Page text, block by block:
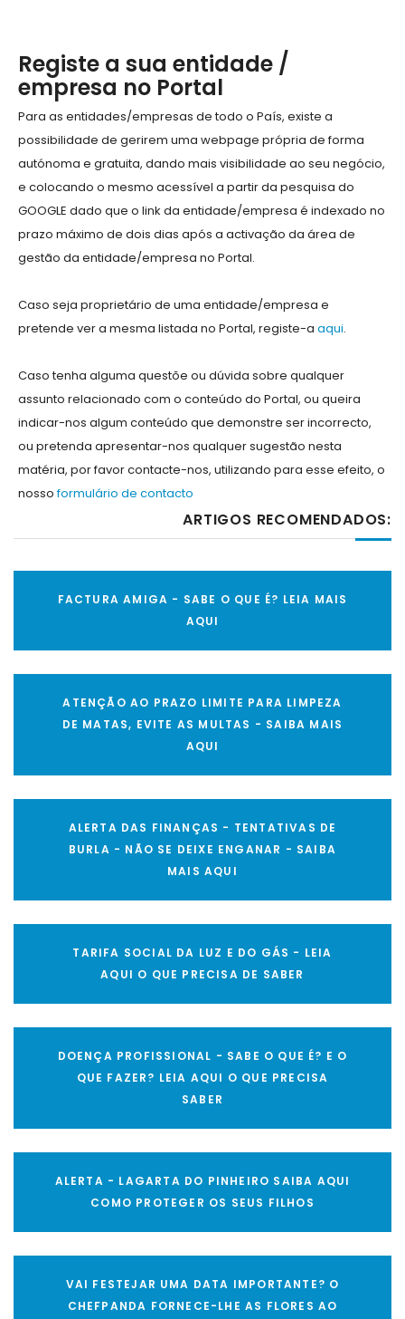
Registe a sua entidade /
empresa no Portal
Para as entidades/empresas de todo o País, existe a
possibilidade de gerirem uma webpage própria de forma
autónoma e gratuita, dando mais visibilidade ao seu negócio,
e colocando o mesmo acessível a partir da pesquisa do
GOOGLE dado que o link da entidade/empresa é indexado no
prazo máximo de dois dias após a activação da área de
gestão da entidade/empresa no Portal.
Caso seja proprietário de uma entidade/empresa e
pretende ver a mesma listada no Portal, registe-a aqui.
Caso tenha alguma questõe ou dúvida sobre qualquer
assunto relacionado com o conteúdo do Portal, ou queira
indicar-nos algum conteúdo que demonstre ser incorrecto,
ou pretenda apresentar-nos qualquer sugestão nesta
matéria, por favor contacte-nos, utilizando para esse efeito, o
nossoformulário de contacto
ARTIGOS RECOMENDADOS:
FACTURA AMIGA - SABE O QUE É? LEIA MAIS
AQUI
ATENÇÃO AO PRAZO LIMITE PARA LIMPEZA
DE MATAS, EVITE AS MULTAS - SAIBA MAIS
AQUI
ALERTA DAS FINANÇAS - TENTATIVAS DE
BURLA - NÃO SE DEIXE ENGANAR - SAIBA
MAIS AQUI
TARIFA SOCIAL DA LUZ E DO GÁS - LEIA
AQUI O QUE PRECISA DE SABER
DOENÇA PROFISSIONAL - SABE O QUE É? E O
QUE FAZER? LEIA AQUI O QUE PRECISA
SABER
ALERTA - LAGARTA DO PINHEIRO SAIBA AQUI
COMO PROTEGER OS SEUS FILHOS
VAI FESTEJAR UMA DATA IMPORTANTE? O
CHEFPANDA FORNECE-LHE AS FLORES AO